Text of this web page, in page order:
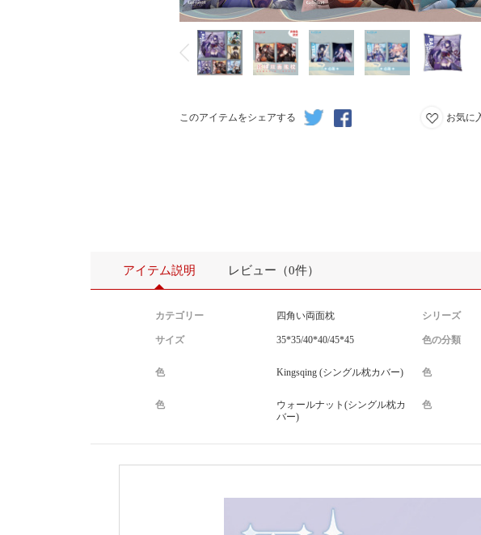
このアイテムをシェアする お気に
アイテム説明 レビュー（0件）
カテゴリー 四角い両面枕 シリーズ
サイズ 35*35/40*40/45*45 色の分類
色
Kingsqing (シングル枕カバー) 色
色
ウォールナット(シングル枕カ
バー)
色